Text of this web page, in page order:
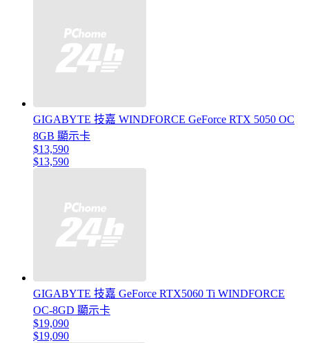
GIGABYTE 技嘉 WINDFORCE GeForce RTX 5050 OC
8GB 顯示卡
$13,590
$13,590
GIGABYTE 技嘉 GeForce RTX5060 Ti WINDFORCE
OC-8GD 顯示卡
$19,090
$19,090